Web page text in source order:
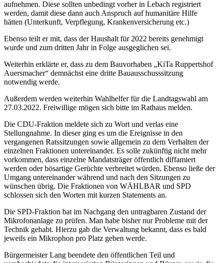
aufnehmen. Diese sollten unbedingt vorher in Lebach registriert
werden, damit diese dann auch Anspruch auf humanitäre Hilfe
hätten (Unterkunft, Verpflegung, Krankenversicherung etc.)
Ebenso teilt er mit, dass der Haushalt für 2022 bereits genehmigt
wurde und zum dritten Jahr in Folge ausgeglichen sei.
Weiterhin erklärte er, dass zu dem Bauvorhaben „KiTa Ruppertshof
Auersmacher“ demnächst eine dritte Bauausschusssitzung
notwendig werde.
Außerdem werden weiterhin Wahlhelfer für die Landtagswahl am
27.03.2022. Freiwillige mögen sich bitte im Rathaus melden.
Die CDU-Fraktion meldete sich zu Wort und verlas eine
Stellungnahme. In dieser ging es um die Ereignisse in den
vergangenen Ratssitzungen sowie allgemein zu dem Verhalten der
einzelnen Fraktionen untereinander. Es solle zukünftig nicht mehr
vorkommen, dass einzelne Mandatsträger öffentlich diffamiert
werden oder bösartige Gerüchte verbreitet würden. Ebenso ließe der
Umgang untereinander während und nach den Sitzungen zu
wünschen übrig. Die Fraktionen von WÄHLBAR und SPD
schlossen sich den Worten mit kurzen Statements an.
Die SPD-Fraktion bat im Nachgang den untragbaren Zustand der
Mikrofonanlage zu prüfen. Man habe bisher nur Probleme mit der
Technik gehabt. Hierzu gab die Verwaltung bekannt, dass es bald
jeweils ein Mikrophon pro Platz geben werde.
Bürgermeister Lang beendete den öffentlichen Teil und